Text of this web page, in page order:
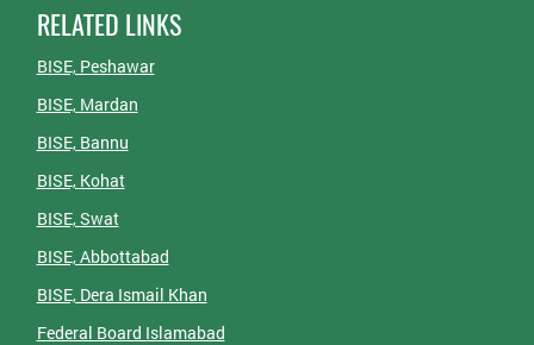
RELATED LINKS
BISE, Peshawar
BISE, Mardan
BISE, Bannu
BISE, Kohat
BISE, Swat
BISE, Abbottabad
BISE, Dera Ismail Khan
Federal Board Islamabad